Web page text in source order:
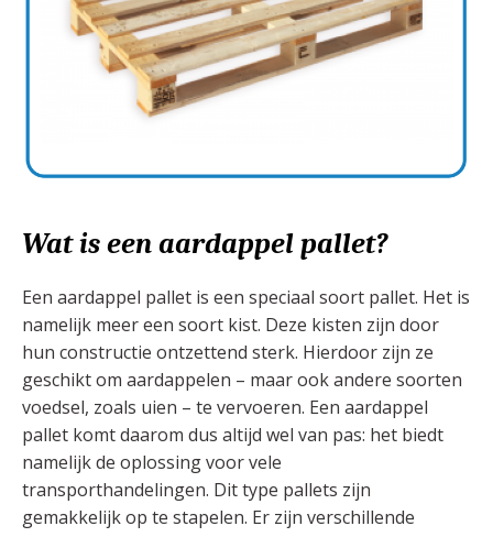
Wat is een aardappel pallet?
Een aardappel pallet is een speciaal soort pallet. Het is
namelijk meer een soort kist. Deze kisten zijn door
hun constructie ontzettend sterk. Hierdoor zijn ze
geschikt om aardappelen – maar ook andere soorten
voedsel, zoals uien – te vervoeren. Een aardappel
pallet komt daarom dus altijd wel van pas: het biedt
namelijk de oplossing voor vele
transporthandelingen. Dit type pallets zijn
gemakkelijk op te stapelen. Er zijn verschillende